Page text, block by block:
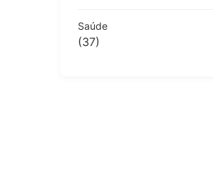
Saúde
(37)